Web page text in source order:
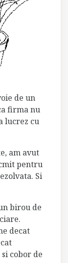
de un
firma nu
lucrez cu
am avut
pentru
Si
birou de
decat
cobor de